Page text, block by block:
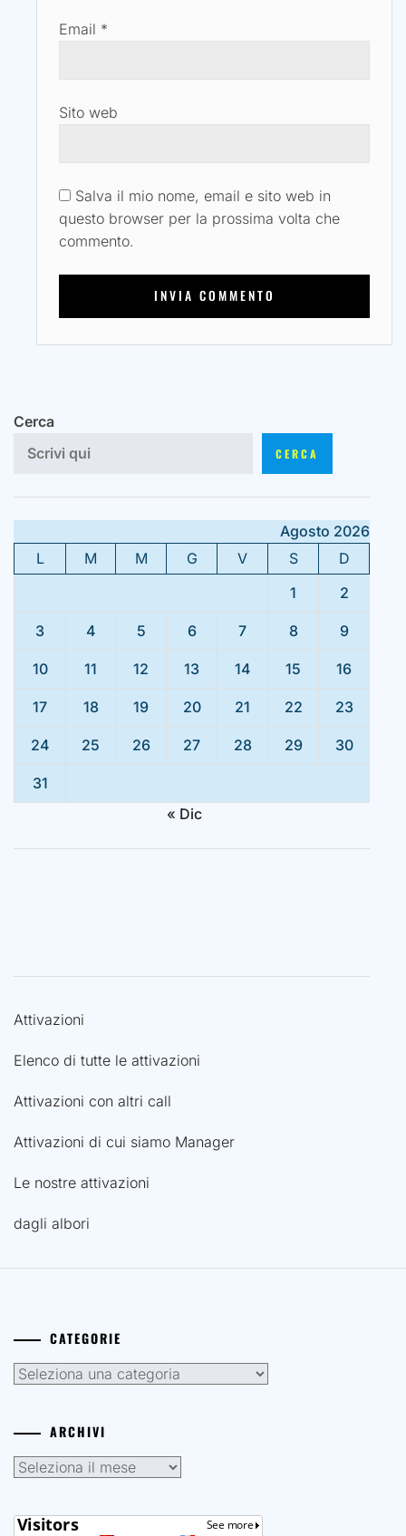
Email *
Sito web
Salva il mio nome, email e sito web in
questo browser per la prossima volta che
commento.
Cerca
CERCA
Agosto 2026
L
M M G V S
D
1
2
3 4 5 6 7 8 9
10 11 12 13 14 15 16
17 18 19 20 21 22 23
24 25 26 27 28 29 30
31
« Dic
Attivazioni
Elenco di tutte le attivazioni
Attivazioni con altri call
Attivazioni di cui siamo Manager
Le nostre attivazioni
dagli albori
CATEGORIE
Categorie
ARCHIVI
Archivi